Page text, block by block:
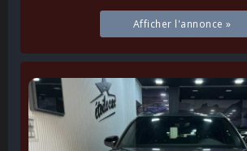
Afficher l'annonce »